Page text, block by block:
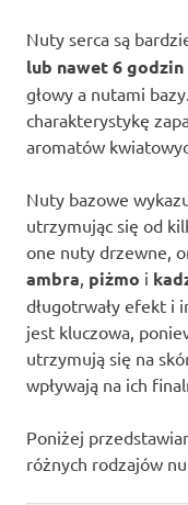
Nuty serca są
lub nawet 6 godzin
głowy a nutami
charakterystykę
aromatów
Nuty bazowe
utrzymując się od
one nuty drzewne,
ambra, piżmo i
długotrwały efekt i
jest kluczowa,
utrzymują się na
wpływają na ich
Poniżej
różnych rodzajów